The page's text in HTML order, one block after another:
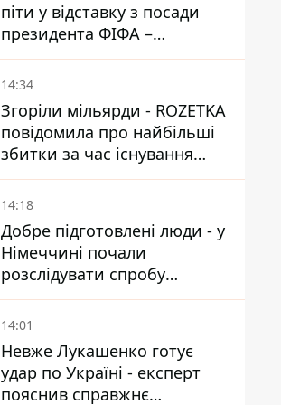
піти у відставку з посади
президента ФІФА –
врятувати футбол ще не
пізно
14:34
Згоріли мільярди - ROZETKA
повідомила про найбільші
збитки за час існування
компанії
14:18
Добре підготовлені люди - у
Німеччині почали
розслідувати спробу
вдарити дроном по
українському літаку на
14:01
Невже Лукашенко готує
удар по Україні - експерт
пояснив справжнє